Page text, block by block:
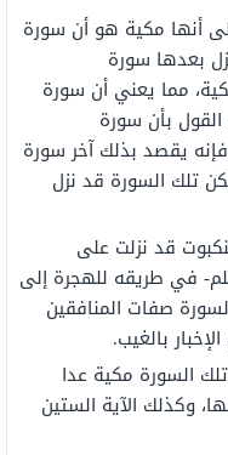
أنها مكية هو أن سورة
بعدها سورة
مما يعني أن سورة
بأن سورة
يقصد بذلك آخر سورة
تلك السورة قد نزل
قد نزلت على
في طريقه للهجرة إلى
صفات المنافقين
بالغيب.
السورة مكية عدا
وكذلك الآية الستين